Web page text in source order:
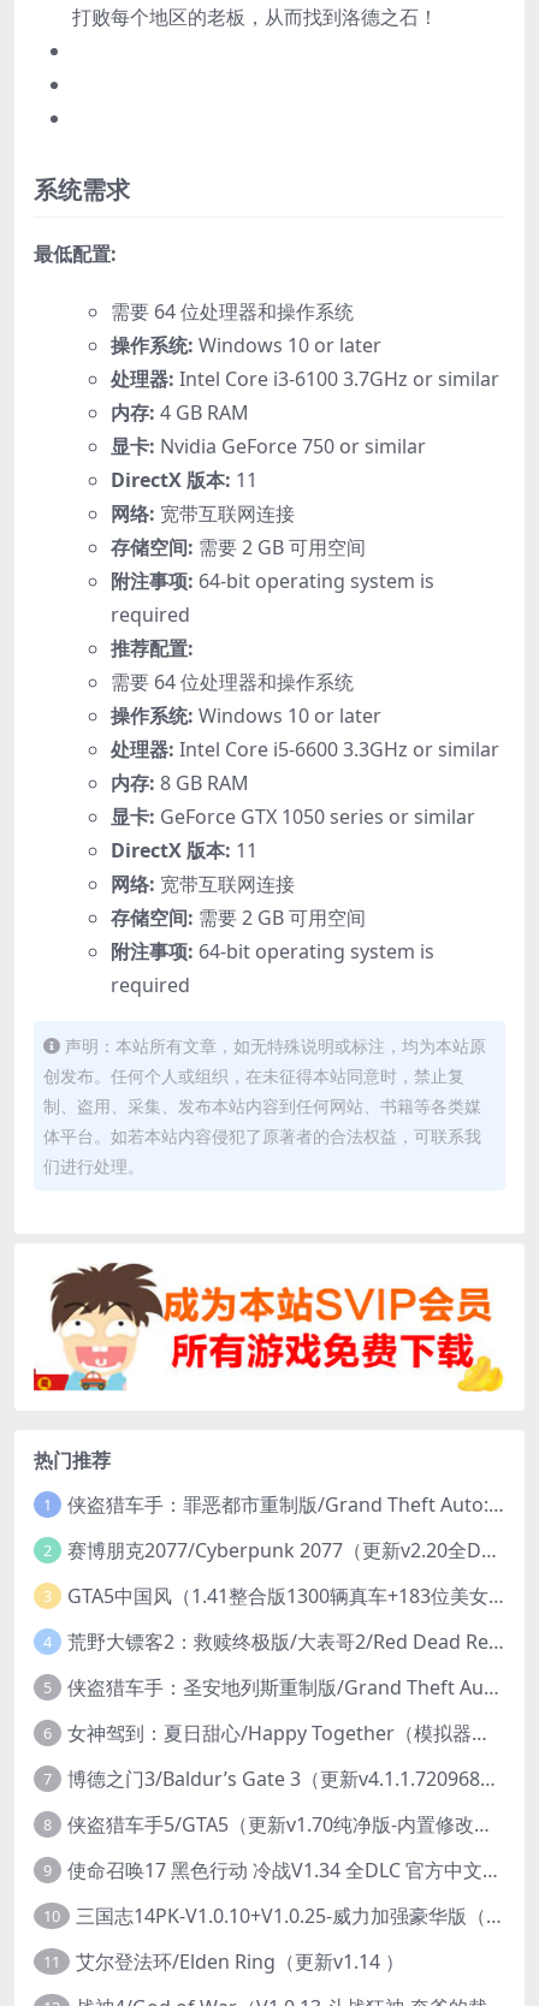
打败每个地区的老板，从而找到洛德之石！
系统需求
最低配置:
需要 64 位处理器和操作系统
操作系统: Windows 10 or later
处理器: Intel Core i3-6100 3.7GHz or similar
内存: 4 GB RAM
显卡: Nvidia GeForce 750 or similar
DirectX 版本: 11
网络: 宽带互联网连接
存储空间: 需要 2 GB 可用空间
附注事项: 64-bit operating system is
required
推荐配置:
需要 64 位处理器和操作系统
操作系统: Windows 10 or later
处理器: Intel Core i5-6600 3.3GHz or similar
内存: 8 GB RAM
显卡: GeForce GTX 1050 series or similar
DirectX 版本: 11
网络: 宽带互联网连接
存储空间: 需要 2 GB 可用空间
附注事项: 64-bit operating system is
required
声明：本站所有文章，如无特殊说明或标注，均为本站原
创发布。任何个人或组织，在未征得本站同意时，禁止复
制、盗用、采集、发布本站内容到任何网站、书籍等各类媒
体平台。如若本站内容侵犯了原著者的合法权益，可联系我
们进行处理。
热门推荐
1 侠盗猎车手：罪恶都市重制版/Grand Theft Auto: Vice City – The Definitive Edition
2 赛博朋克2077/Cyberpunk 2077（更新v2.20全DLC）
3 GTA5中国风（1.41整合版1300辆真车+183位美女与英雄+200%存档）
4 荒野大镖客2：救赎终极版/大表哥2/Red Dead Redemption 2: Ultimate Edition（更新v1491.50终极版）
5 侠盗猎车手：圣安地列斯重制版/Grand Theft Auto: San Andreas – The Definitive Edition（更新v1.113.49697469）
6 女神驾到：夏日甜心/Happy Together（模拟器版-升级豪华终极珍藏版+全DLC）
7 博德之门3/Baldur’s Gate 3（更新v4.1.1.7209685）
8 侠盗猎车手5/GTA5（更新v1.70纯净版-内置修改器+通关存档）
9 使命召唤17 黑色行动 冷战V1.34 全DLC 官方中文版COD17
10 三国志14PK-V1.0.10+V1.0.25-威力加强豪华版（武将面容套装-全DLC+季票+特典+中文语音+编辑修改器）
11 艾尔登法环/Elden Ring（更新v1.14 ）